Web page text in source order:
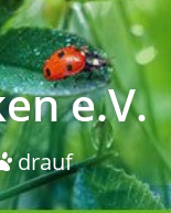
e.V.
drauf